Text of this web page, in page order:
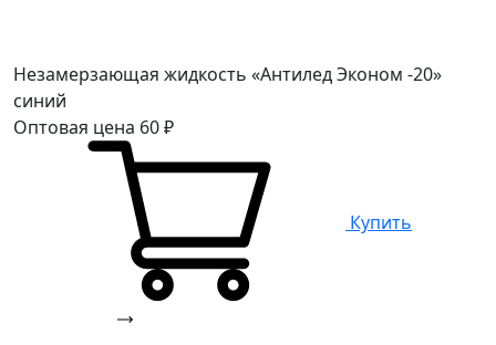
Незамерзающая жидкость «Антилед Эконом -20»
синий
Оптовая цена 60₽
Купить